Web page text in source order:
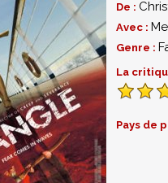
De :
Avec :
Genre :
La
Pays de